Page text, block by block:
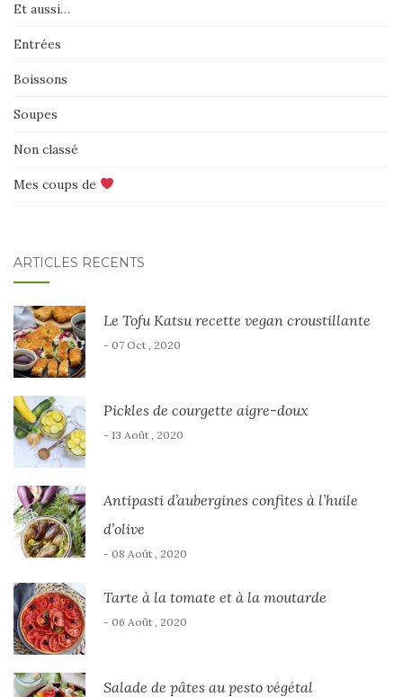
Et aussi…
Entrées
Boissons
Soupes
Non classé
Mes coups de
ARTICLES RÉCENTS
Le Tofu Katsu recette vegan croustillante
- 07 Oct , 2020
Pickles de courgette aigre-doux
- 13 Août , 2020
Antipasti d’aubergines confites à l’huile
d’olive
- 08 Août , 2020
Tarte à la tomate et à la moutarde
- 06 Août , 2020
Salade de pâtes au pesto végétal